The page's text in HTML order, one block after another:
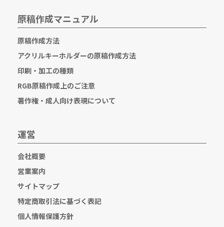
原稿作成マニュアル
原稿作成方法
アクリルキーホルダーの原稿作成方法
印刷・加工の種類
RGB原稿作成上のご注意
著作権・成人向け表現について
運営
会社概要
営業案内
サイトマップ
特定商取引法に基づく表記
個人情報保護方針